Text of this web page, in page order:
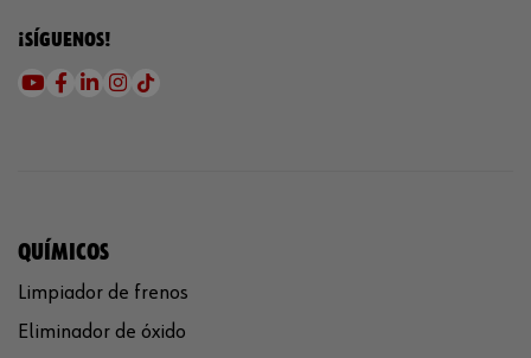
¡SÍGUENOS!
QUÍMICOS
Limpiador de frenos
Eliminador de óxido